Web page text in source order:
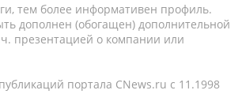
тем более информативен профиль.
дополнен (обогащен) дополнительной
презентацией о компании или
портала CNews.ru c 11.1998